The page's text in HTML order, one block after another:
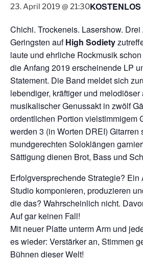
23. April 2019 @ 21:30KOSTENLOS
Chichi. Trockeneis. Lasershow.
Geringsten aufHigh Sodiety
laute und ehrliche Rockmusik schon
die Anfang 2019 erscheinende LP
Statement. Die Band meldet sich
lebendiger, kräftiger und
musikalischer Genussakt in zwölf
ordentlichen Portion vielstimmigem
werden 3 (in Worten DREI) Gitarren
mundgerechten Soloklängen
Sättigung dienen Brot, Bass und
Erfolgversprechende Strategie? Ein
Studio komponieren, produzieren
die das? Wahrscheinlich nicht.
Auf gar keinen Fall!
Mit neuer Platte unterm Arm und
es wieder: Verstärker an, Stimmen
Bühnen dieser Welt!